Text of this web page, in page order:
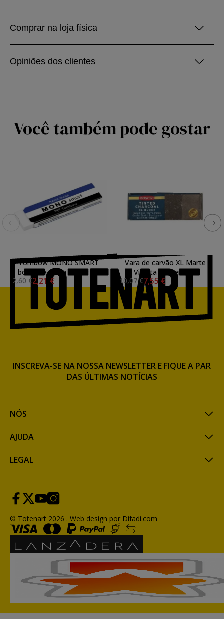
Comprar na loja física
Opiniões dos clientes
Você também pode gostar
Tombow MONO SMART
borracha extra fina, 9 gr.
2,60 €2,21 €
Vara de carvão XL Marte
Violeta 03 Derwent
10,07 €7,55 €
NÓS
AJUDA
LEGAL
INSCREVA-SE NA NOSSA NEWSLETTER E FIQUE A PAR
DAS ÚLTIMAS NOTÍCIAS
© Totenart 2026 . Web design por Difadi.com